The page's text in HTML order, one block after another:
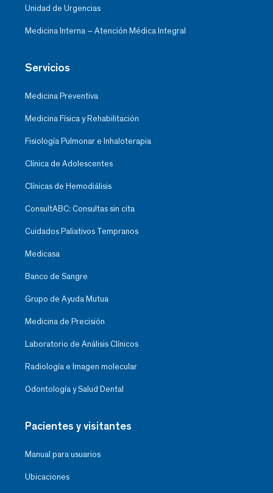
Unidad de Urgencias
Medicina Interna – Atención Médica Integral
Servicios
Medicina Preventiva
Medicina Física y Rehabilitación
Fisiología Pulmonar e Inhaloterapia
Clínica de Adolescentes
Clínicas de Hemodiálisis
ConsultABC: Consultas sin cita
Cuidados Paliativos Tempranos
Medicasa
Banco de Sangre
Grupo de Ayuda Mutua
Medicina de Precisión
Laboratorio de Análisis Clínicos
Radiología e Imagen molecular
Odontología y Salud Dental
Pacientes y visitantes
Manual para usuarios
Ubicaciones